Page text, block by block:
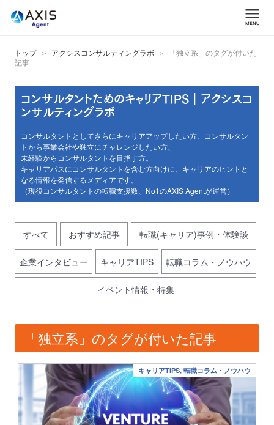
トップ アクシスコンサルティングラボ
「独立系」のタグが付いた
記事
コンサルタントためのキャリアTIPS｜アクシスコ
ンサルティングラボ
コンサルタントとしてさらにキャリアアップしたい方、コンサルタン
トから事業会社や独立にチャレンジしたい方、
未経験からコンサルタントを目指す方。
キャリアパスにコンサルタントを含む方向けに、キャリアのヒントと
なる情報を発信するメディアです。
（現役コンサルタントの転職支援数、No1のAXIS Agentが運営）
すべて おすすめ記事 転職(キャリア)事例・体験談
企業インタビュー キャリアTIPS 転職コラム・ノウハウ
イベント情報・特集
「独立系」のタグが付いた記事
キャリアTIPS, 転職コラム・ノウハウ